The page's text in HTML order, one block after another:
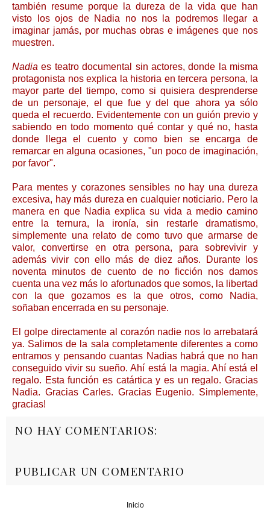
también resume porque la dureza de la vida que han
visto los ojos de Nadia no nos la podremos llegar a
imaginar jamás, por muchas obras e imágenes que nos
muestren.
Nadia es teatro documental sin actores, donde la misma
protagonista nos explica la historia en tercera persona, la
mayor parte del tiempo, como si quisiera desprenderse
de un personaje, el que fue y del que ahora ya sólo
queda el recuerdo. Evidentemente con un guión previo y
sabiendo en todo momento qué contar y qué no, hasta
donde llega el cuento y como bien se encarga de
remarcar en alguna ocasiones, "un poco de imaginación,
por favor".
Para mentes y corazones sensibles no hay una dureza
excesiva, hay más dureza en cualquier noticiario. Pero la
manera en que Nadia explica su vida a medio camino
entre la ternura, la ironía, sin restarle dramatismo,
simplemente una relato de como tuvo que armarse de
valor, convertirse en otra persona, para sobrevivir y
además vivir con ello más de diez años. Durante los
noventa minutos de cuento de no ficción nos damos
cuenta una vez más lo afortunados que somos, la libertad
con la que gozamos es la que otros, como Nadia,
soñaban encerrada en su personaje.
El golpe directamente al corazón nadie nos lo arrebatará
ya. Salimos de la sala completamente diferentes a como
entramos y pensando cuantas Nadias habrá que no han
conseguido vivir su sueño. Ahí está la magia. Ahí está el
regalo. Esta función es catártica y es un regalo. Gracias
Nadia. Gracias Carles. Gracias Eugenio. Simplemente,
gracias!
NO HAY COMENTARIOS:
PUBLICAR UN COMENTARIO
Inicio